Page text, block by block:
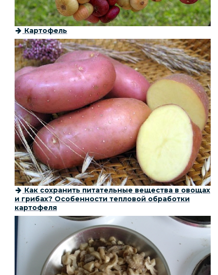
Картофель
Как сохранить питательные вещества в овощах
и грибах? Особенности тепловой обработки
картофеля